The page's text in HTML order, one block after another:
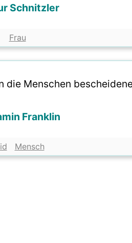
Schnitzler
Frau
die Menschen
Franklin
Mensch